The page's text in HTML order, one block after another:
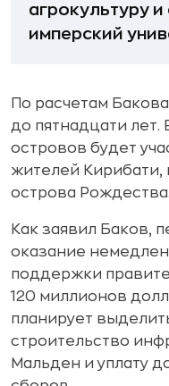
агрокультуру
имперский
По расчетам
до пятнадцати лет.
островов будет
жителей Кирибати,
острова Рождества.
Как заявил Баков,
оказание
поддержки
120 миллионов
планирует
строительство
Мальден и уплату